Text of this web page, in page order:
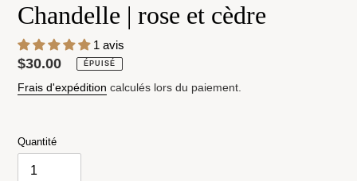
Chandelle | rose et cèdre
1 avis
Prix
normal
$30.00 ÉPUISÉ
Frais d'expédition calculés lors du paiement.
Quantité